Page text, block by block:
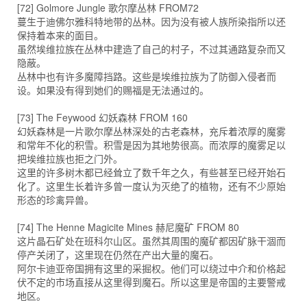
[72] Golmore Jungle 歌尔摩丛林 FROM72
蔓生于迪佛尔雅科特地带的丛林。因为没有被人族所染指所以还
保持着本来的面目。
虽然埃维拉族在丛林中建造了自己的村子，不过其通路复杂而又
隐蔽。
丛林中也有许多魔障挡路。这些是埃维拉族为了防御入侵者而
设。如果没有得到她们的赐福是无法通过的。
[73] The Feywood 幻妖森林 FROM 160
幻妖森林是一片歌尔摩丛林深处的古老森林，充斥着浓厚的魔雾
和常年不化的积雪。积雪是因为其地势很高。而浓厚的魔雾足以
把埃维拉族也拒之门外。
这里的许多树木都已经耸立了数千年之久，有些甚至已经开始石
化了。这里生长着许多曾一度认为灭绝了的植物，还有不少原始
形态的珍禽异兽。
[74] The Henne Magicite Mines 赫尼魔矿 FROM 80
这片晶石矿处在班科尔山区。虽然其周围的魔矿都因矿脉干涸而
停产关闭了，这里现在仍然在产出大量的魔石。
阿尔卡迪亚帝国拥有这里的采掘权。他们可以绕过中介和价格起
伏不定的市场直接从这里得到魔石。所以这里是帝国的主要警戒
地区。